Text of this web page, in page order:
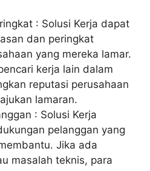
: Solusi Kerja dapat
dan peringkat
yang mereka lamar.
kerja lain dalam
reputasi perusahaan
lamaran.
: Solusi Kerja
pelanggan yang
Jika ada
masalah teknis, para